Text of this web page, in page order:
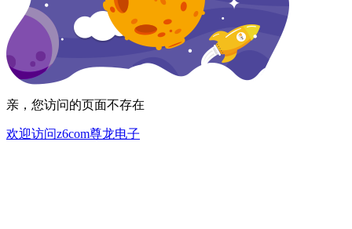
亲，您访问的页面不存在
欢迎访问z6com尊龙电子